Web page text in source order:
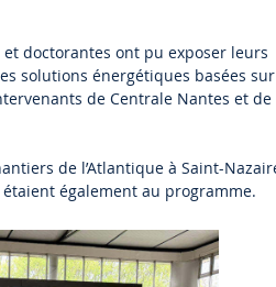
doctorantes ont pu exposer leurs
solutions énergétiques basées
de Centrale Nantes et de
de l’Atlantique à Saint-
étaient également au programme.